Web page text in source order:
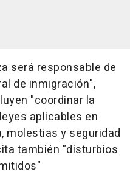
será responsable de
de inmigración",
"coordinar la
aplicables en
molestias y seguridad
también "disturbios